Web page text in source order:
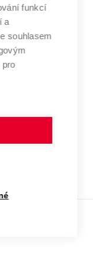
funkcí
a
souhlasem
pro